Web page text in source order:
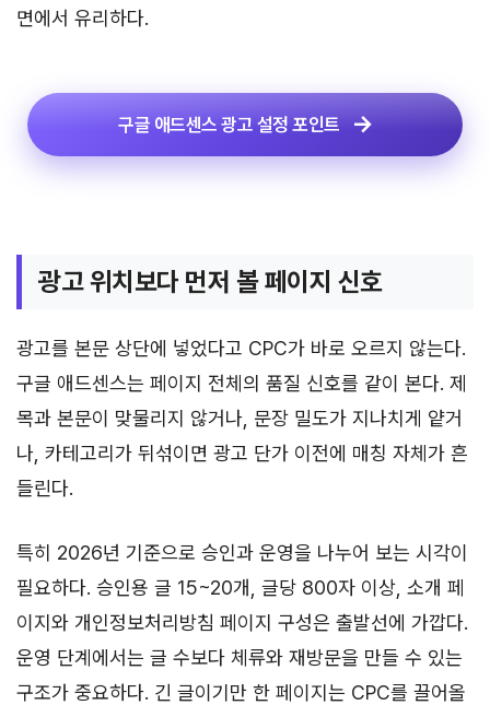
면에서 유리하다.
구글 애드센스 광고 설정 포인트
광고 위치보다 먼저 볼 페이지 신호
광고를 본문 상단에 넣었다고 CPC가 바로 오르지 않는다.
구글 애드센스는 페이지 전체의 품질 신호를 같이 본다. 제
목과 본문이 맞물리지 않거나, 문장 밀도가 지나치게 얕거
나, 카테고리가 뒤섞이면 광고 단가 이전에 매칭 자체가 흔
들린다.
특히 2026년 기준으로 승인과 운영을 나누어 보는 시각이
필요하다. 승인용 글 15~20개, 글당 800자 이상, 소개 페
이지와 개인정보처리방침 페이지 구성은 출발선에 가깝다.
운영 단계에서는 글 수보다 체류와 재방문을 만들 수 있는
구조가 중요하다. 긴 글이기만 한 페이지는 CPC를 끌어올